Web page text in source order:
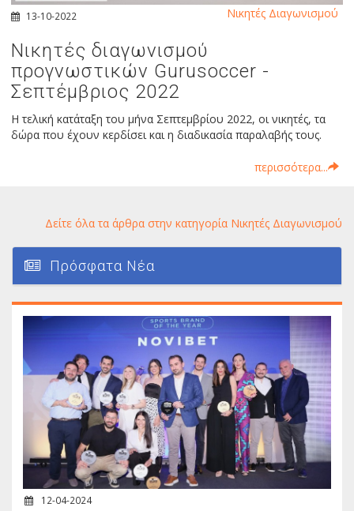
13-10-2022
Νικητές διαγωνισμού
προγνωστικών Gurusoccer -
Σεπτέμβριος 2022
Η τελική κατάταξη του μήνα Σεπτεμβρίου 2022, οι νικητές, τα
δώρα που έχουν κερδίσει και η διαδικασία παραλαβής τους.
περισσότερα...
Νικητές Διαγωνισμού
Δείτε όλα τα άρθρα στην κατηγορία Νικητές Διαγωνισμού
Πρόσφατα Νέα
12-04-2024